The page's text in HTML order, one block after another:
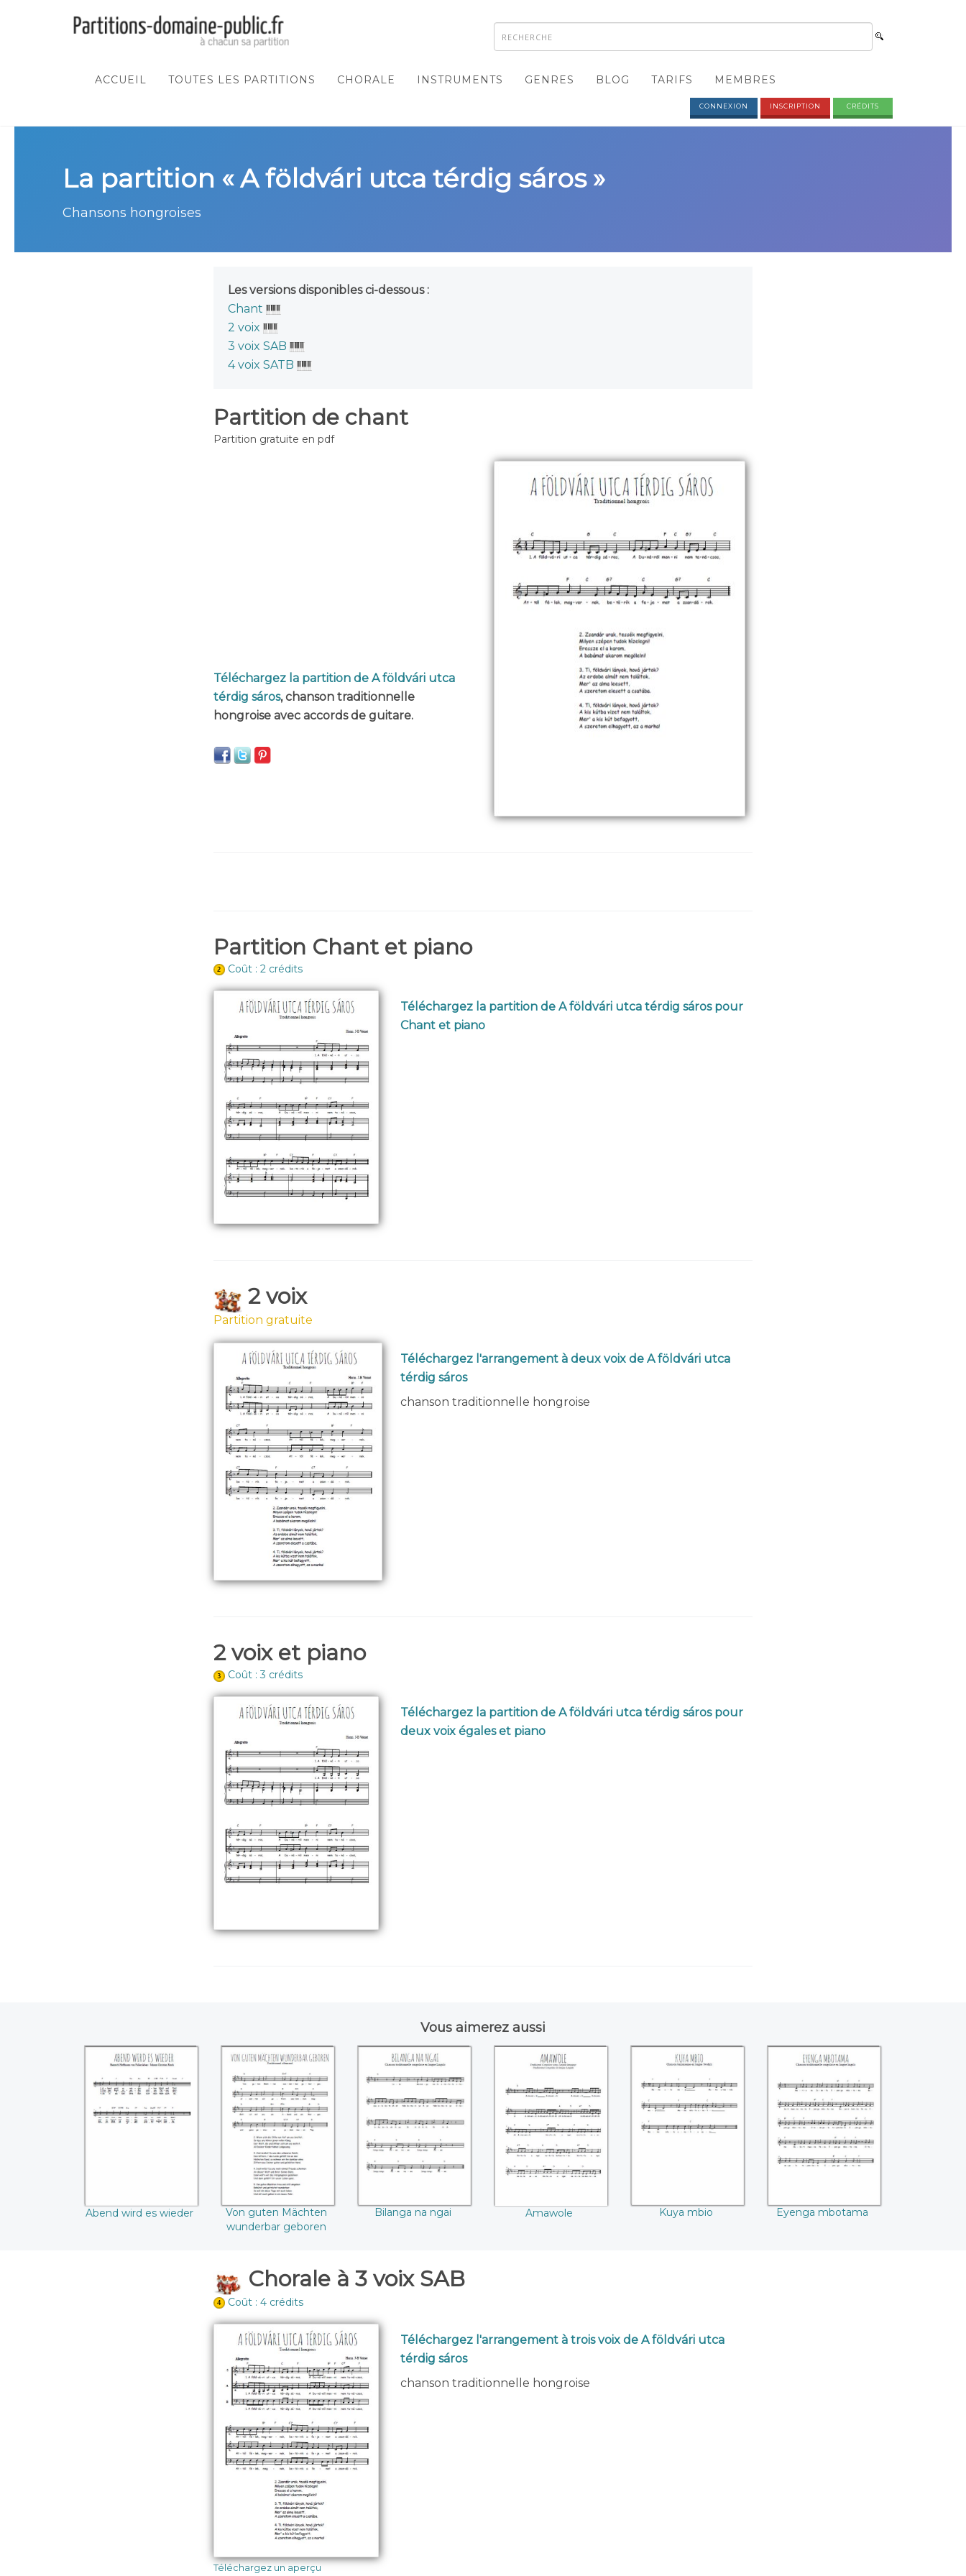
ACCUEIL TOUTES LES PARTITIONS CHORALE INSTRUMENTS GENRES BLOG TARIFS MEMBRES
CONNEXION INSCRIPTION CRÉDITS
La partition « A földvári utca térdig sáros »
Chansons hongroises
Les versions disponibles ci-dessous :
Chant
2 voix
3 voix SAB
4 voix SATB
Partition de chant
Partition gratuite en pdf
Téléchargez la partition de A földvári utca
térdig sáros, chanson traditionnelle
hongroise avec accords de guitare.
Partition Chant et piano
Coût : 2 crédits
Téléchargez la partition de A földvári utca térdig sáros pour
Chant et piano
2 voix
Partition gratuite
Téléchargez l'arrangement à deux voix de A földvári utca
térdig sáros
chanson traditionnelle hongroise
2 voix et piano
Coût : 3 crédits
Téléchargez la partition de A földvári utca térdig sáros pour
deux voix égales et piano
Vous aimerez aussi
Abend wird es
wieder
Abend wird es wieder
Von guten
Mächten
wunderbar
geboren
Von guten Mächten
wunderbar geboren
Bilanga na ngai
Bilanga na ngai
Amawole
Amawole
Kuya mbio
Kuya mbio
Eyenga mbotama
Eyenga mbotama
Chorale à 3 voix SAB
Coût : 4 crédits
Téléchargez un aperçu
Téléchargez l'arrangement à trois voix de A földvári utca
térdig sáros
chanson traditionnelle hongroise